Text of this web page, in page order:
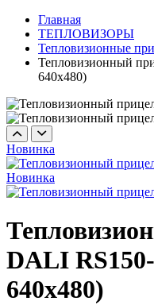
Главная
ТЕПЛОВИЗОРЫ
Тепловизионные
Тепловизионный
640x480)
Новинка
Новинка
DALI
640x480)